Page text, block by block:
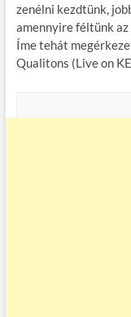
zenélni kezdtünk,
amennyire féltünk az
Íme tehát
Qualitons (Live on